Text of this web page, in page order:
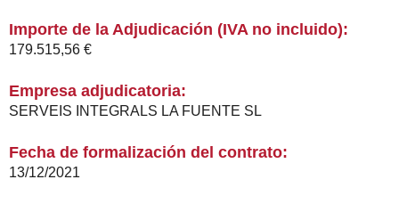
Importe de la Adjudicación (IVA no incluido):
179.515,56 €
Empresa adjudicatoria:
SERVEIS INTEGRALS LA FUENTE SL
Fecha de formalización del contrato:
13/12/2021